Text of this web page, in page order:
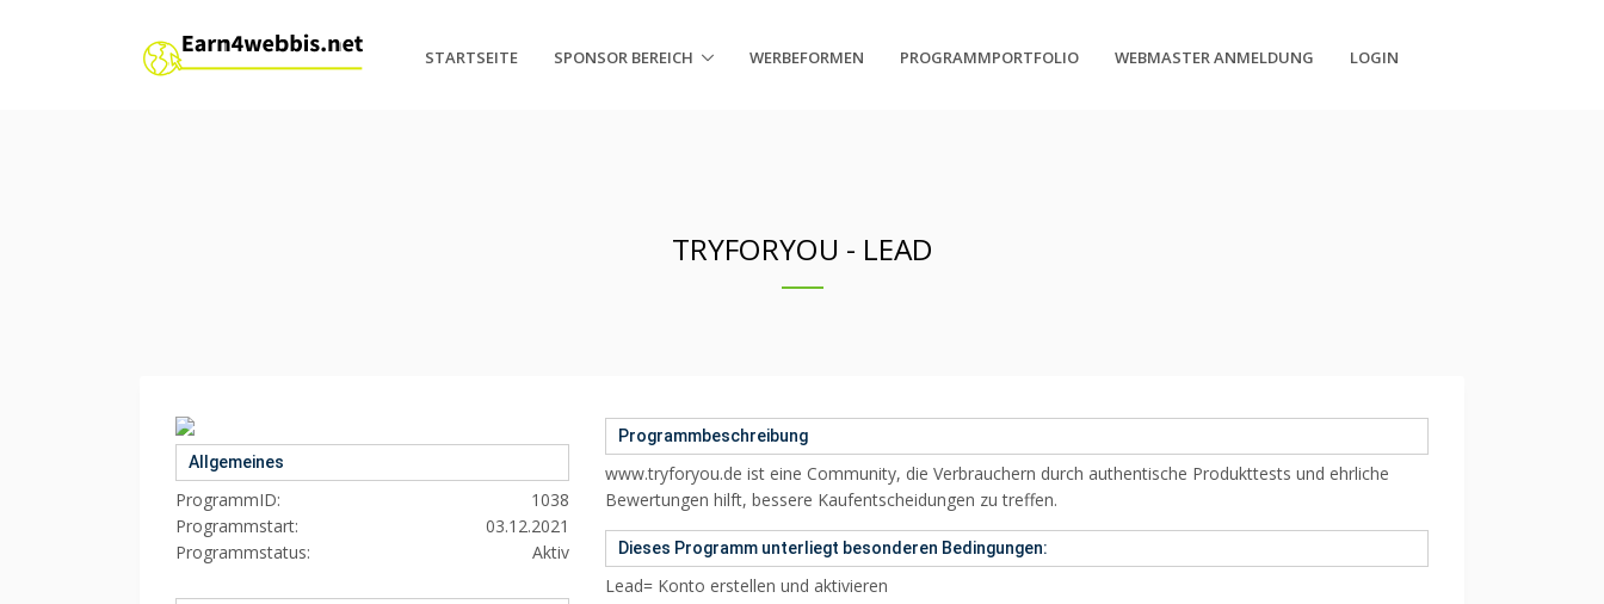
STARTSEITE SPONSOR BEREICH WERBEFORMEN PROGRAMMPORTFOLIO WEBMASTER ANMELDUNG LOGIN
TRYFORYOU - LEAD
Allgemeines
ProgrammID:
1038
Programmstart:
03.12.2021
Programmstatus:
Aktiv
Programmbeschreibung
www.tryforyou.de ist eine Community, die Verbrauchern durch authentische Produkttests und ehrliche
Bewertungen hilft, bessere Kaufentscheidungen zu treffen.
Dieses Programm unterliegt besonderen Bedingungen:
Lead= Konto erstellen und aktivieren